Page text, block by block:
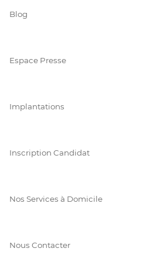
Blog
Espace Presse
Implantations
Inscription Candidat
Nos Services à Domicile
Nous Contacter